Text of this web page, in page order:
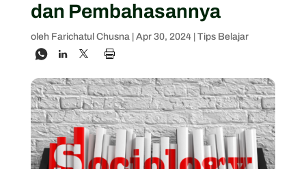
dan Pembahasannya
oleh Farichatul Chusna| Apr 30, 2024| Tips Belajar